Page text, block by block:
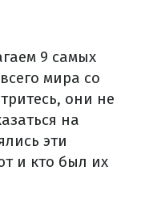
9 самых
мира со
они не
на
эти
и кто был их